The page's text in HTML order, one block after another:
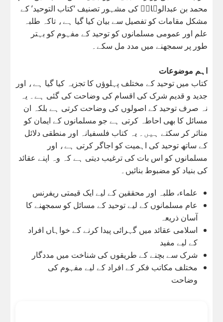
محمد بن عبدالوہابؒ کی مشہور تصنیف ‘کتاب التوحید’ کے
مشکل مقامات کو تفصیل سے بیان کیا گیا ہے، تاکہ طلبہ
علم اور عمومی مسلمانوں کو توحید کے مفہوم کو بہتر
طور پر سمجھنے میں مدد مل سکے۔
اہم موضوعات
کتاب میں توحید کے مختلف پہلوؤں کا تجزیہ کیا گیا ہے، اور
جدید و قدیم شرک کی اقسام کی وضاحت کی گئی ہے۔ یہ
نہ صرف توحید کے اصولوں کی وضاحت کرتی ہے بلکہ ان
مسائل کا بھی احاطہ کرتی ہے جو مسلمانوں کے ایمان کو
متاثر کر سکتے ہیں۔ یہ کتاب فلسفیانہ اور منطقی دلائل
کے ساتھ توحید کی اہمیت کو اجاگر کرتی ہے، اور
مسلمانوں کو اس بات کی ترغیب دیتی ہے کہ وہ اپنے عقائد
کی بنیاد کو مضبوط بنائیں۔
علماء، طلبہ اور محققین کے لیے ایک قیمتی ریفرنس
عام مسلمانوں کے لیے توحید کے مسائل کو سمجھنے کا
آسان ذریعہ
اسلامی عقائد میں گہرائی پیدا کرنے کے خواہاں افراد
کے لیے مفید
شرک سے بچنے کے طریقوں کی شناخت میں مددگار
مختلف مکاتب فکر کے افراد کے لیے مفہوم کی
وضاحت